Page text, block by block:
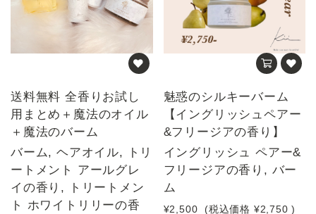
送料無料 全香りお試し
用まとめ＋魔法のオイル
＋魔法のバーム
バーム, ヘアオイル, トリ
ートメント アールグレ
イの香り, トリートメン
ト ホワイトリリーの香
魅惑のシルキーバーム
【イングリッシュペアー
&フリージアの香り】
イングリッシュ ペアー&
フリージアの香り, バー
ム
¥2,500 (税込価格 ¥2,750 )